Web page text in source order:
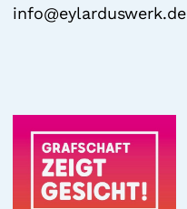
info@eylarduswerk.de